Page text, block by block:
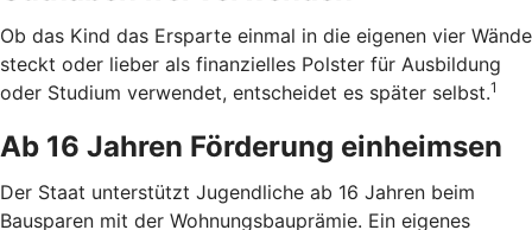
Ob das Kind das Ersparte einmal in die eigenen vier Wände
steckt oder lieber als finanzielles Polster für Ausbildung
oder Studium verwendet, entscheidet es später selbst.1
Ab 16 Jahren Förderung einheimsen
Der Staat unterstützt Jugendliche ab 16 Jahren beim
Bausparen mit der Wohnungsbauprämie. Ein eigenes